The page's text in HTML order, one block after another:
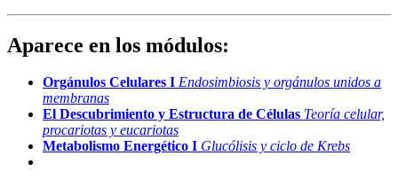
Aparece en los módulos:
Orgánulos Celulares I Endosimbiosis y orgánulos unidos a
membranas
El Descubrimiento y Estructura de Células Teoría celular,
procariotas y eucariotas
Metabolismo Energético I Glucólisis y ciclo de Krebs